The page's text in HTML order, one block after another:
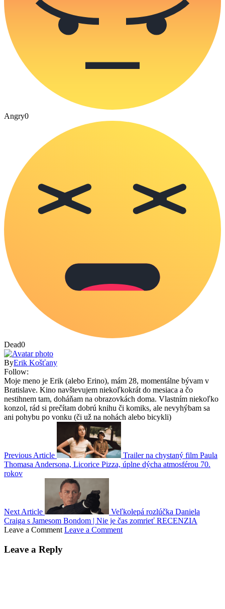
Angry0
Dead0
ByErik Košťany
Follow:
Moje meno je Erik (alebo Erino), mám 28, momentálne bývam v
Bratislave. Kino navštevujem niekoľkokrát do mesiaca a čo
nestihnem tam, doháňam na obrazovkách doma. Vlastním niekoľko
konzol, rád si prečítam dobrú knihu či komiks, ale nevyhýbam sa
ani pohybu po vonku (či už na nohách alebo bicykli)
Previous Article
Trailer na chystaný film Paula
Thomasa Andersona, Licorice Pizza, úplne dýcha atmosférou 70.
rokov
Next Article
Veľkolepá rozlúčka Daniela
Craiga s Jamesom Bondom | Nie je čas zomrieť RECENZIA
Leave a Comment Leave a Comment
Leave a Reply